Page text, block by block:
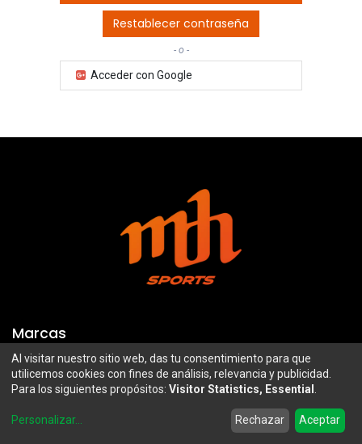
Wishlist Account
Restablecer contraseña
- o -
Acceder con Google
Marcas
Troy Lee Designs
100%
Airoh
Mazawi
SIDI
Al visitar nuestro sitio web, das tu consentimiento para que
utilicemos cookies con fines de análisis, relevancia y publicidad.
Para los siguientes propósitos: Visitor Statistics, Essential
Personalizar... Rechazar Aceptar